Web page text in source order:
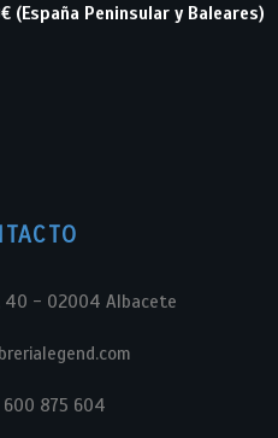
(España Peninsular y Baleares)
40 - 02004 Albacete
600 875 604